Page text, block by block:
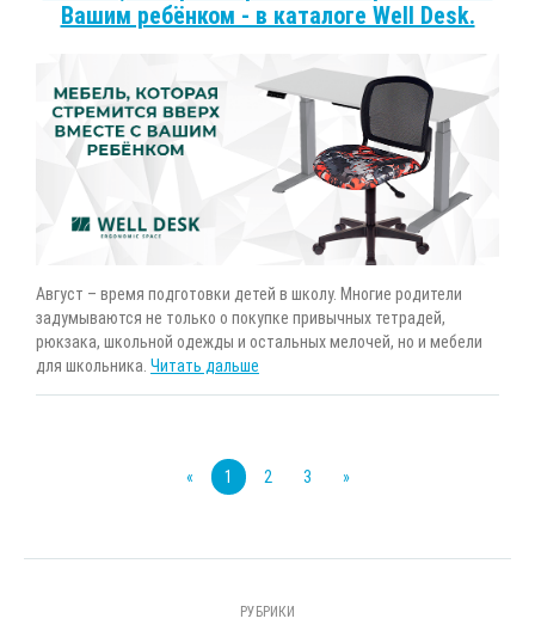
Вашим ребёнком - в каталоге Well Desk.
Август – время подготовки детей в школу. Многие родители
задумываются не только о покупке привычных тетрадей,
рюкзака, школьной одежды и остальных мелочей, но и мебели
для школьника. Читать дальше
« 1 2 3 »
РУБРИКИ